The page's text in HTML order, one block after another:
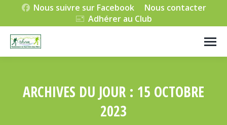
Nous suivre sur Facebook
Nous contacter
Adhérer au Club
ARCHIVES DU JOUR : 15 OCTOBRE
2023